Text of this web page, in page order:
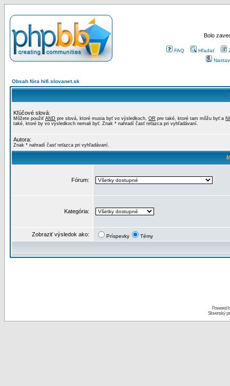
Bolo
FAQ Hľadať
Obsah fóra hifi.slovanet.sk
Kľúčové slová:
Môžete použiť AND pre slová, ktoré musia byť vo výsledkoch, OR pre také, ktoré tam môžu byť a
také, ktoré by vo výsledkoch nemali byť. Znak * nahradí časť reťazca pri vyhľadávaní.
Autora:
Znak * nahradí časť reťazca pri vyhľadávaní.
Fórum:
Kategória:
Zobraziť výsledok ako: Príspevky Témy
Powered
Slovenský